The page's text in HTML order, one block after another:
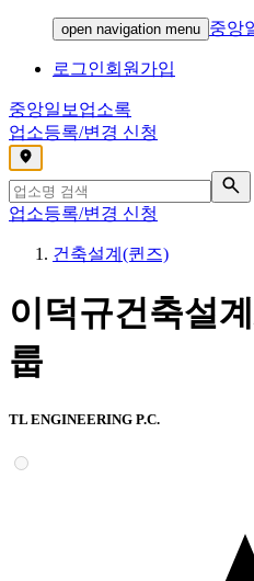
open navigation menu 중앙
로그인회원가입
중앙일보 업소록
업소등록/변경 신청
,
업소등록/변경 신청
건축설계(퀸즈)
이덕규건축설
룹
TL ENGINEERING P.C.